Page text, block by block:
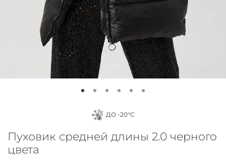
Пуховик средней длины 2.0 черного
цвета
ДО -20°С